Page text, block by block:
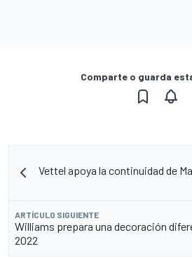
Comparte o guarda
Vettel apoya la continuidad de
ARTÍCULO SIGUIENTE
Williams prepara una decoración
2022